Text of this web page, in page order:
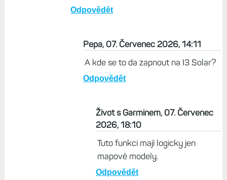
Odpovědět
Pepa, 07. Červenec 2026, 14:11
A kde se to da zapnout na I3 Solar?
Odpovědět
Život s Garminem, 07. Červenec
2026, 18:10
Tuto funkci mají logicky jen
mapové modely.
Odpovědět